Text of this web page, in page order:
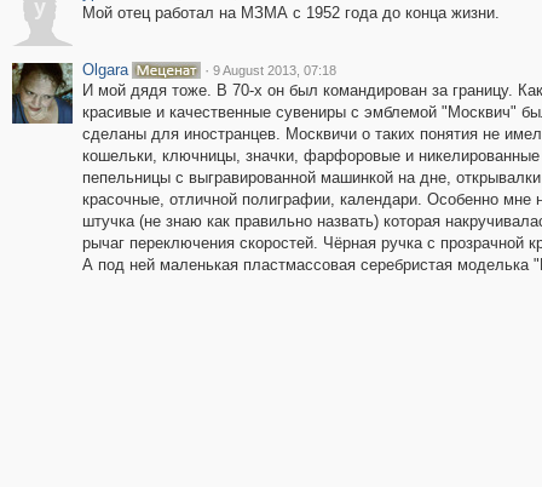
y Мой отец работал на МЗМА с 1952 года до конца жизни.
Olgara · 9 August 2013, 07:18
И мой дядя тоже. В 70-х он был командирован за границу.
красивые и качественные сувениры с эмблемой "Москвич"
сделаны для иностранцев. Москвичи о таких понятия не
кошельки, ключницы, значки, фарфоровые и никелированные
пепельницы с выгравированной машинкой на дне,
красочные, отличной полиграфии, календари. Особенно мне
штучка (не знаю как правильно назвать) которая
рычаг переключения скоростей. Чёрная ручка с прозрачной
А под ней маленькая пластмассовая серебристая моделька